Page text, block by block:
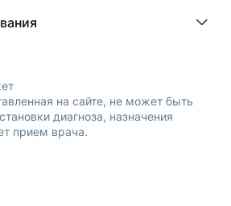
данных
на сайте, не может быть
диагноза, назначения
прием врача.